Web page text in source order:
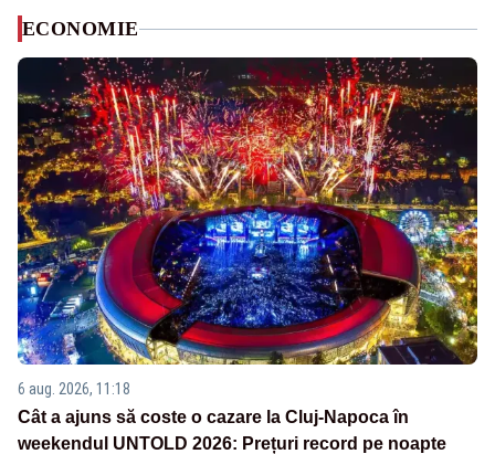
ECONOMIE
6 aug. 2026, 11:18
Cât a ajuns să coste o cazare la Cluj-Napoca în
weekendul UNTOLD 2026: Prețuri record pe noapte